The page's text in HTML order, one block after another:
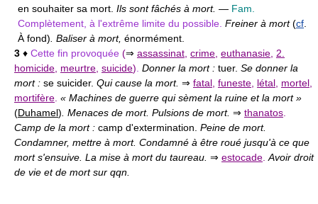
en souhaiter sa mort. Ils sont fâchés à mort. — Fam.
Complètement, à l'extrême limite du possible. Freiner à mort(cf
À fond) . Baliser à mort, énormément.
3 ♦ Cette fin provoquée (⇒ assassinat crime euthanasie 2.
homicide meurtre suicide) Donner la mort : tuer. Se donner la
mort : se suicider. Qui cause la mort. ⇒ fatal funeste létal mortel
mortifère « Machines de guerre qui sèment la ruine et la mort »
(Duhamel) . Menaces de mort. Pulsions de mort. ⇒ thanatos
Camp de la mort : camp d'extermination. Peine de mort.
Condamner, mettre à mort. Condamné à être roué jusqu'à ce que
mort s'ensuive. La mise à mort du taureau. ⇒ estocade Avoir droit
de vie et de mort sur qqn.